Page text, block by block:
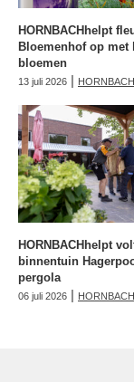
HORNBACHhelpt
Bloemenhof op met
bloemen
13 juli 2026 |
HORNBACHhelpt
binnentuin
pergola
06 juli 2026 |